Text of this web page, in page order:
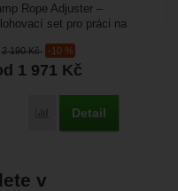
2 190Kč -10 %
1 971 Kč
Porovnat
Detail
Rope Adjuster –
set pro práci na
Samoblokovací
v